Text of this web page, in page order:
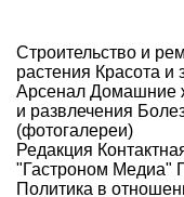
Строительство и
растения Красота и
Арсенал Домашние
и развлечения
(фотогалереи)
Редакция
"Гастроном Медиа"
Политика в